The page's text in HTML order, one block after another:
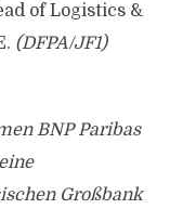
of Logistics &
(DFPA/JF1)
BNP Paribas
Großbank